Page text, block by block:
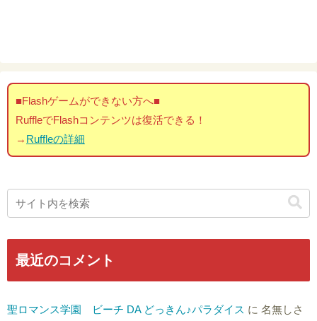
■Flashゲームができない方へ■
RuffleでFlashコンテンツは復活できる！
→ Ruffleの詳細
最近のコメント
聖ロマンス学園 ビーチ DA どっきん♪パラダイス に 名無しさ